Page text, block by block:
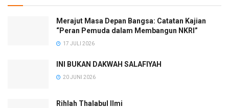
Merajut Masa Depan Bangsa: Catatan Kajian
“Peran Pemuda dalam Membangun NKRI”
17 JULI 2026
INI BUKAN DAKWAH SALAFIYAH
20 JUNI 2026
Rihlah Thalabul Ilmi